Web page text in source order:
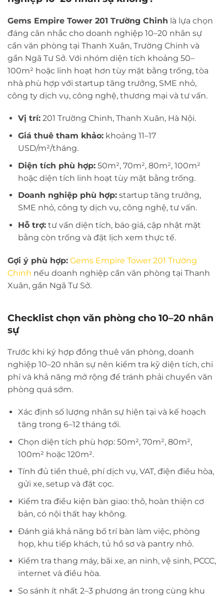
Gems Empire Tower 201 Trường Chinh là lựa chọn
đáng cân nhắc cho doanh nghiệp 10–20 nhân sự
cần văn phòng tại Thanh Xuân, Trường Chinh và
gần Ngã Tư Sở. Với nhóm diện tích khoảng 50–
100m² hoặc linh hoạt hơn tùy mặt bằng trống, tòa
nhà phù hợp với startup tăng trưởng, SME nhỏ,
công ty dịch vụ, công nghệ, thương mại và tư vấn.
Vị trí:201 Trường Chinh, Thanh Xuân, Hà Nội.
Giá thuê tham khảo:khoảng 11–17
USD/m²/tháng.
Diện tích phù hợp:50m², 70m², 80m², 100m²
hoặc diện tích linh hoạt tùy mặt bằng trống.
Doanh nghiệp phù hợp:startup tăng trưởng,
SME nhỏ, công ty dịch vụ, công nghệ, tư vấn.
Hỗ trợ:tư vấn diện tích, báo giá, cập nhật mặt
bằng còn trống và đặt lịch xem thực tế.
Gợi ý phù hợp: Gems Empire Tower 201 Trường
Chinh nếu doanh nghiệp cần văn phòng tại Thanh
Xuân, gần Ngã Tư Sở.
Checklist chọn văn phòng cho 10–20 nhân
sự
Trước khi ký hợp đồng thuê văn phòng, doanh
nghiệp 10–20 nhân sự nên kiểm tra kỹ diện tích, chi
phí và khả năng mở rộng để tránh phải chuyển văn
phòng quá sớm.
Xác định số lượng nhân sự hiện tại và kế hoạch
tăng trong 6–12 tháng tới.
Chọn diện tích phù hợp: 50m², 70m², 80m²,
100m² hoặc 120m².
Tính đủ tiền thuê, phí dịch vụ, VAT, điện điều hòa,
gửi xe, setup và đặt cọc.
Kiểm tra điều kiện bàn giao: thô, hoàn thiện cơ
bản, có nội thất hay không.
Đánh giá khả năng bố trí bàn làm việc, phòng
họp, khu tiếp khách, tủ hồ sơ và pantry nhỏ.
Kiểm tra thang máy, bãi xe, an ninh, vệ sinh, PCCC,
internet và điều hòa.
So sánh ít nhất 2–3 phương án trong cùng khu